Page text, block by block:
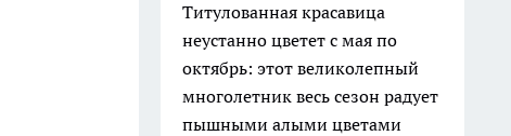
Титулованная красавица
неустанно цветет с мая по
октябрь: этот великолепный
многолетник весь сезон радует
пышными алыми цветами